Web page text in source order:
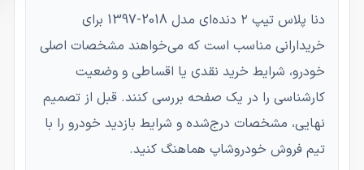
دنا پلاس تیپ ۲ دنده‌ای مدل 2018-1397 برای
خریدارانی مناسب است که می‌خواهند مشخصات اصلی
خودرو، شرایط خرید نقدی یا اقساطی و وضعیت
کارشناسی را در یک صفحه بررسی کنند. قبل از تصمیم
نهایی، مشخصات درج‌شده و شرایط بازدید خودرو را با
تیم فروش خودروشاپ هماهنگ کنید.